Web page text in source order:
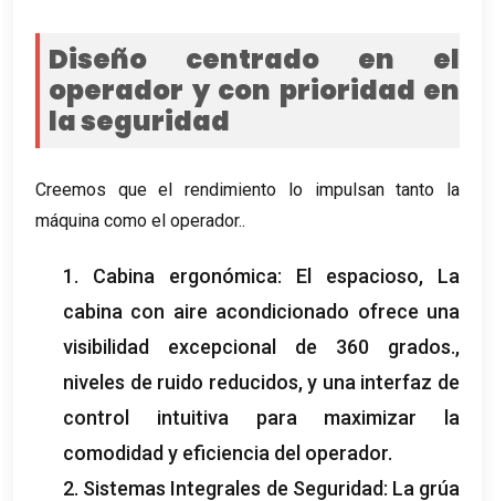
Diseño centrado en el
operador y con prioridad en
la seguridad
Creemos que el rendimiento lo impulsan tanto la
máquina como el operador..
1. Cabina ergonómica: El espacioso, La
cabina con aire acondicionado ofrece una
visibilidad excepcional de 360 ​​grados.,
niveles de ruido reducidos, y una interfaz de
control intuitiva para maximizar la
comodidad y eficiencia del operador.
2. Sistemas Integrales de Seguridad: La grúa